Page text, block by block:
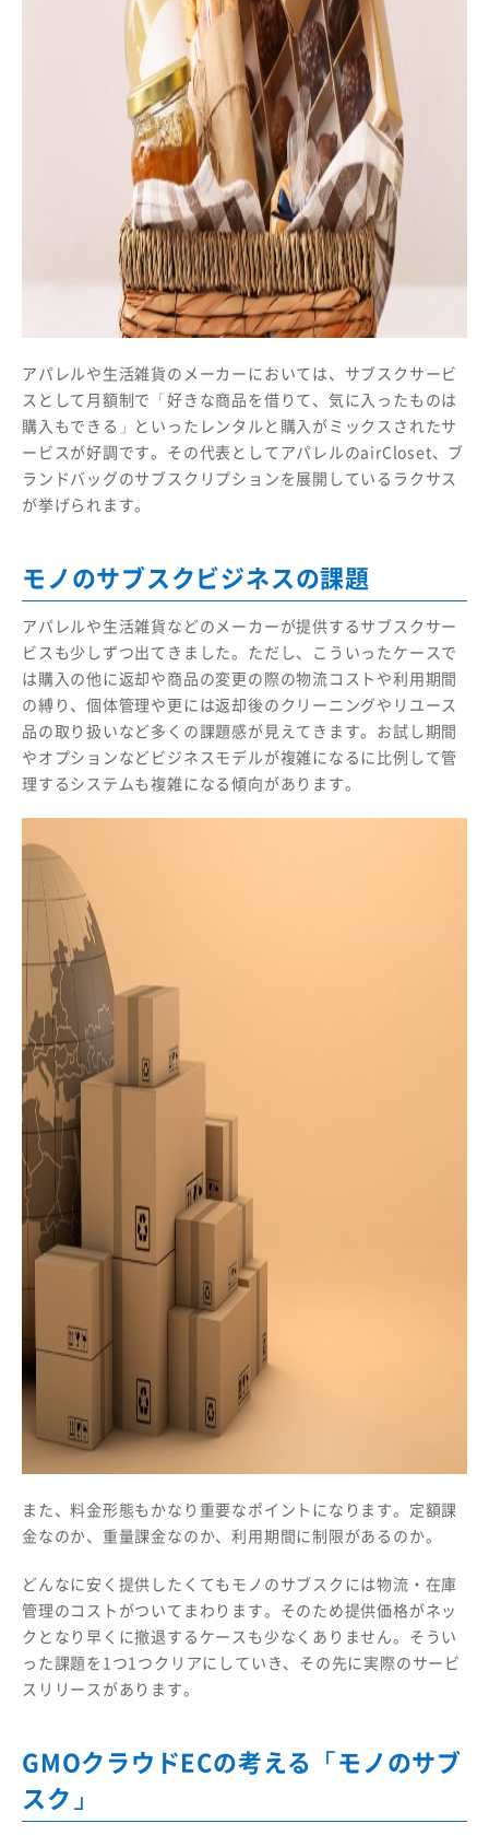
アパレルや生活雑貨のメーカーにおいては、サブスクサービ
スとして月額制で「好きな商品を借りて、気に入ったものは
購入もできる」といったレンタルと購入がミックスされたサ
ービスが好調です。その代表としてアパレルのairCloset、ブ
ランドバッグのサブスクリプションを展開しているラクサス
が挙げられます。
モノのサブスクビジネスの課題
アパレルや生活雑貨などのメーカーが提供するサブスクサー
ビスも少しずつ出てきました。ただし、こういったケースで
は購入の他に返却や商品の変更の際の物流コストや利用期間
の縛り、個体管理や更には返却後のクリーニングやリユース
品の取り扱いなど多くの課題感が見えてきます。お試し期間
やオプションなどビジネスモデルが複雑になるに比例して管
理するシステムも複雑になる傾向があります。
また、料金形態もかなり重要なポイントになります。定額課
金なのか、重量課金なのか、利用期間に制限があるのか。
どんなに安く提供したくてもモノのサブスクには物流・在庫
管理のコストがついてまわります。そのため提供価格がネッ
クとなり早くに撤退するケースも少なくありません。そうい
った課題を1つ1つクリアにしていき、その先に実際のサービ
スリリースがあります。
GMOクラウドECの考える「モノのサブ
スク」